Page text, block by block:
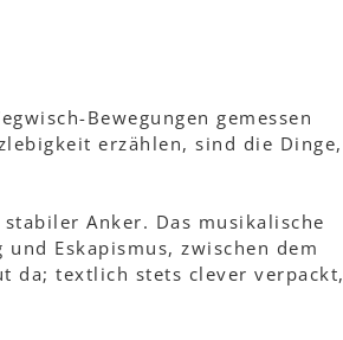
Bewegungen gemessen
erzählen, sind die Dinge,
Anker. Das musikalische
Eskapismus, zwischen dem
da; textlich stets clever verpackt,